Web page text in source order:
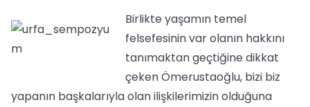
Birlikte yaşamın temel
felsefesinin var olanın hakkını
tanımaktan geçtiğine dikkat
çeken Ömerustaoğlu, bizi biz
yapanın başkalarıyla olan ilişkilerimizin olduğuna